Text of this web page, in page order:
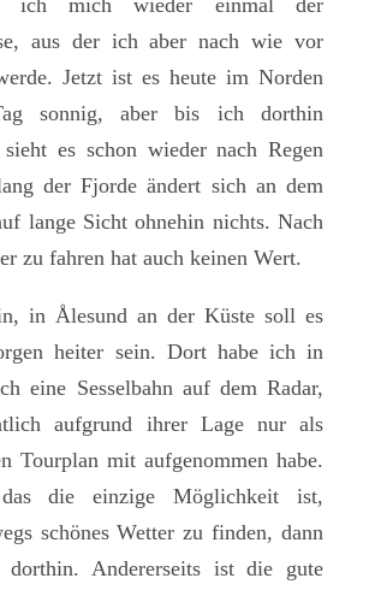
aus der ich aber nach wie vor
Jetzt ist es heute im Norden
sonnig, aber bis ich dorthin
es schon wieder nach Regen
der Fjorde ändert sich an dem
lange Sicht ohnehin nichts. Nach
zu fahren hat auch keinen Wert.
in Ålesund an der Küste soll es
heiter sein. Dort habe ich in
eine Sesselbahn auf dem Radar,
aufgrund ihrer Lage nur als
Tourplan mit aufgenommen habe.
die einzige Möglichkeit ist,
schönes Wetter zu finden, dann
dorthin. Andererseits ist die gute